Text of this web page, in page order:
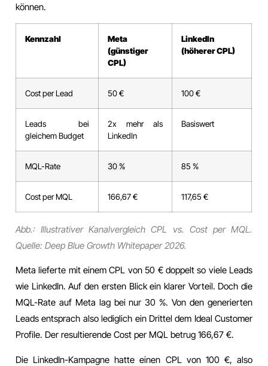
können.
Kennzahl
Meta
(günstiger
CPL)
LinkedIn
(höherer CPL)
Cost per Lead 50 € 100 €
Leads bei
gleichem Budget
2x mehr als
LinkedIn
Basiswert
MQL-Rate 30 % 85 %
Cost per MQL 166,67 € 117,65 €
Abb.: Illustrativer Kanalvergleich CPL vs. Cost per MQL.
Quelle: Deep Blue Growth Whitepaper 2026.
Meta lieferte mit einem CPL von 50 € doppelt so viele Leads
wie LinkedIn. Auf den ersten Blick ein klarer Vorteil. Doch die
MQL-Rate auf Meta lag bei nur 30 %. Von den generierten
Leads entsprach also lediglich ein Drittel dem Ideal Customer
Profile. Der resultierende Cost per MQL betrug 166,67 €.
Die LinkedIn-Kampagne hatte einen CPL von 100 €, also